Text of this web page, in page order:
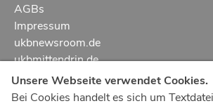
AGBs
Impressum
ukbnewsroom.de
ukbmittendrin.de
Notruf112
Unsere Webseite verwendet Cookies.
Bei Cookies handelt es sich um